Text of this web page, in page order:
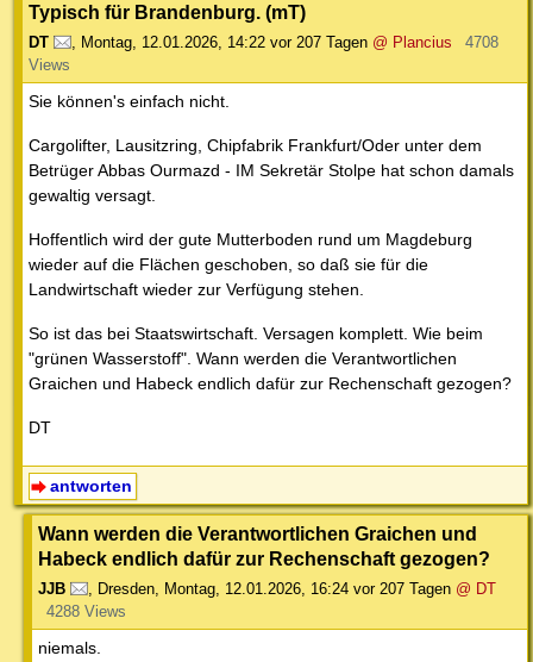
Typisch für Brandenburg. (mT)
DT , Montag, 12.01.2026, 14:22 vor 207 Tagen @ Plancius
4708
Views
Sie können's einfach nicht.
Cargolifter, Lausitzring, Chipfabrik Frankfurt/Oder unter dem
Betrüger Abbas Ourmazd - IM Sekretär Stolpe hat schon damals
gewaltig versagt.
Hoffentlich wird der gute Mutterboden rund um Magdeburg
wieder auf die Flächen geschoben, so daß sie für die
Landwirtschaft wieder zur Verfügung stehen.
So ist das bei Staatswirtschaft. Versagen komplett. Wie beim
"grünen Wasserstoff". Wann werden die Verantwortlichen
Graichen und Habeck endlich dafür zur Rechenschaft gezogen?
DT
antworten
Wann werden die Verantwortlichen Graichen und
Habeck endlich dafür zur Rechenschaft gezogen?
JJB , Dresden, Montag, 12.01.2026, 16:24 vor 207 Tagen @ DT
4288 Views
niemals.